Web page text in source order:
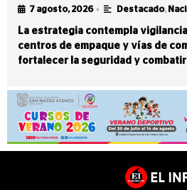
7 agosto, 2026 • Destacado,
La estrategia contempla
centros de empaque y vías de
fortalecer la seguridad y